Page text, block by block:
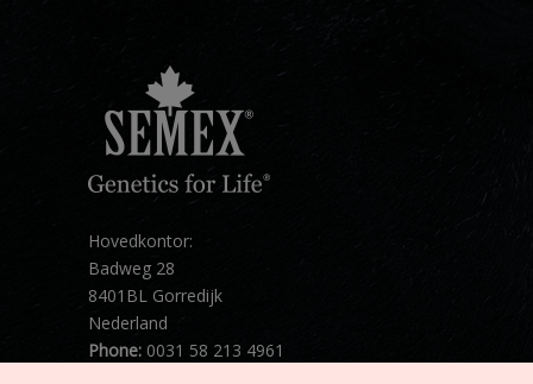
Hovedkontor:
Badweg 28
8401BL Gorredijk
Nederland
Phone: 0031 58 213 4961